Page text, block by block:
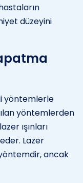
düzeyini
yöntemlerle
yöntemlerden
ışınları
Lazer
ancak